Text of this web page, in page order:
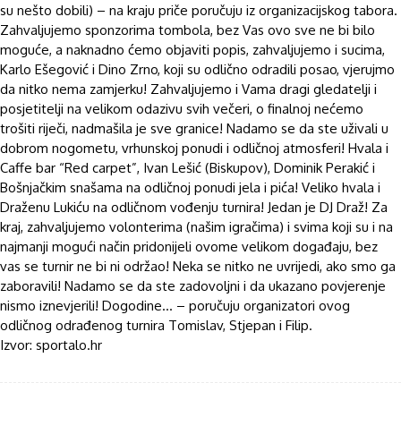
su nešto dobili) – na kraju priče poručuju iz organizacijskog tabora.
Zahvaljujemo sponzorima tombola, bez Vas ovo sve ne bi bilo
moguće, a naknadno ćemo objaviti popis, zahvaljujemo i sucima,
Karlo Ešegović i Dino Zrno, koji su odlično odradili posao, vjerujmo
da nitko nema zamjerku! Zahvaljujemo i Vama dragi gledatelji i
posjetitelji na velikom odazivu svih večeri, o finalnoj nećemo
trošiti riječi, nadmašila je sve granice! Nadamo se da ste uživali u
dobrom nogometu, vrhunskoj ponudi i odličnoj atmosferi! Hvala i
Caffe bar “Red carpet”, Ivan Lešić (Biskupov), Dominik Perakić i
Bošnjačkim snašama na odličnoj ponudi jela i pića! Veliko hvala i
Draženu Lukiću na odličnom vođenju turnira! Jedan je DJ Draž! Za
kraj, zahvaljujemo volonterima (našim igračima) i svima koji su i na
najmanji mogući način pridonijeli ovome velikom događaju, bez
vas se turnir ne bi ni održao! Neka se nitko ne uvrijedi, ako smo ga
zaboravili! Nadamo se da ste zadovoljni i da ukazano povjerenje
nismo iznevjerili! Dogodine… – poručuju organizatori ovog
odličnog odrađenog turnira Tomislav, Stjepan i Filip.
Izvor: sportalo.hr